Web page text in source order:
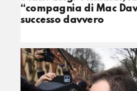
“compagnia di Mac
successo davvero